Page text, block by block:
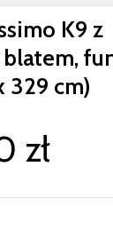
K9 z
329 cm)
zł